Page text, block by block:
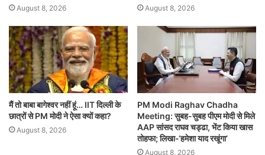
August 8, 2026 August 8, 2026
मैं तो बाबा बागेश्वर नहीं हूं… IIT दिल्ली के
छात्रों से PM मोदी ने ऐसा क्यों कहा?
August 8, 2026
PM Modi Raghav Chadha
Meeting: सुबह-सुबह पीएम मोदी से मिले
AAP सांसद राघव चड्ढा, भेंट किया खास
तोहफा; लिखा-‘हमेशा याद रखूंगा’
August 8, 2026